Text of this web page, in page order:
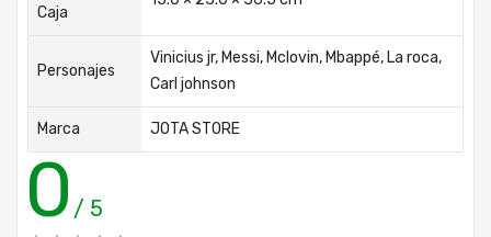
Caja
Personajes
Vinicius jr, Messi, Mclovin, Mbappé, La roca,
Carl johnson
Marca JOTA STORE
0 / 5